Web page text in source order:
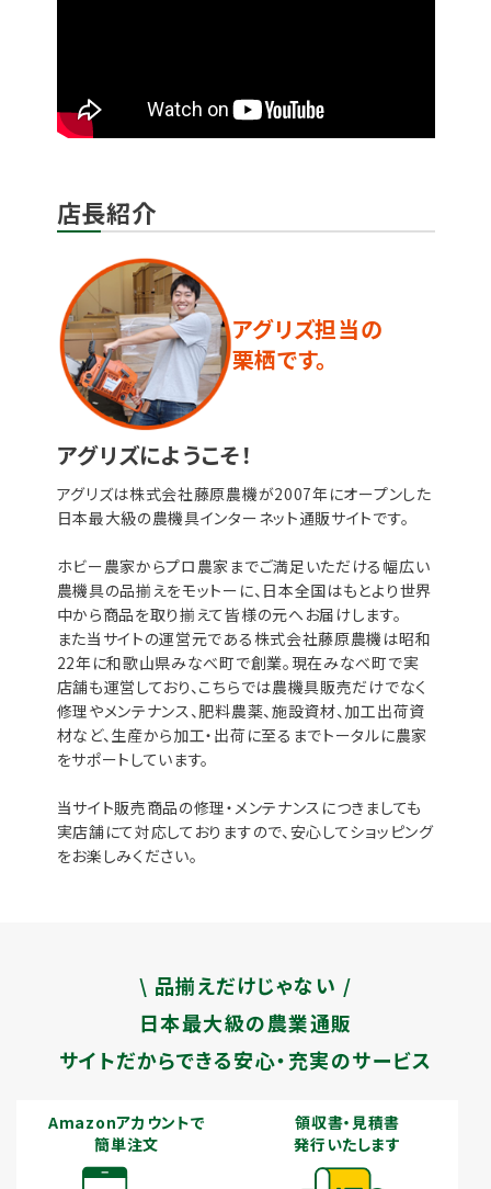
店長紹介
アグリズ担当の
栗栖です。
アグリズにようこそ！
アグリズは株式会社藤原農機が2007年にオープンした
日本最大級の農機具インターネット通販サイトです。
ホビー農家からプロ農家までご満足いただける幅広い
農機具の品揃えをモットーに、日本全国はもとより世界
中から商品を取り揃えて皆様の元へお届けします。
また当サイトの運営元である株式会社藤原農機は昭和
22年に和歌山県みなべ町で創業。現在みなべ町で実
店舗も運営しており、こちらでは農機具販売だけでなく
修理やメンテナンス、肥料農薬、施設資材、加工出荷資
材など、生産から加工・出荷に至るまでトータルに農家
をサポートしています。
当サイト販売商品の修理・メンテナンスにつきましても
実店舗にて対応しておりますので、安心してショッピング
をお楽しみください。
\ 品揃えだけじゃない /
日本最大級の農業通販
サイトだからできる安心・充実のサービス
Amazonアカウントで
簡単注文
領収書・見積書
発行いたします